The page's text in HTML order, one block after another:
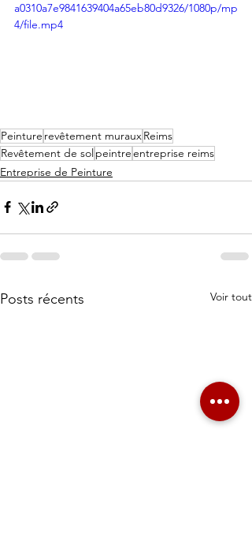
a0310a7e9841639404a65eb80d9326/1080p/mp
4/file.mp4
Peinture revêtement murauxReims
Revêtement de solpeintreentreprise reims
Entreprise de Peinture
Posts récents Voir tout